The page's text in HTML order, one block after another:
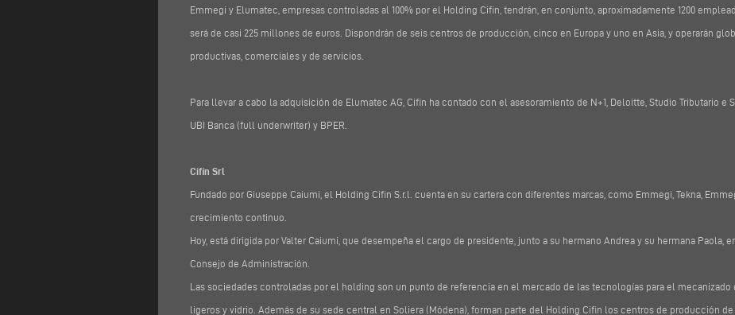
Emmegi y Elumatec, empresas controladas al 100% por el Holding Cifin, tendrán, en conjunto, aproximadamente 1200
será de casi 225 millones de euros. Dispondrán de seis centros de producción, cinco en Europa y uno en Asia, y operarán
productivas, comerciales y de servicios.
Para llevar a cabo la adquisición de Elumatec AG, Cifin ha contado con el asesoramiento de N+1, Deloitte, Studio Tributario e
UBI Banca (full underwriter) y BPER.
Cifin Srl
Fundado por Giuseppe Caiumi, el Holding Cifin S.r.l. cuenta en su cartera con diferentes marcas, como Emmegi, Tekna,
crecimiento continuo.
Hoy, está dirigida por Valter Caiumi, que desempeña el cargo de presidente, junto a su hermano Andrea y su hermana Paola,
Consejo de Administración.
Las sociedades controladas por el holding son un punto de referencia en el mercado de las tecnologías para el mecanizado
ligeros y vidrio. Además de su sede central en Soliera (Módena), forman parte del Holding Cifin los centros de producción